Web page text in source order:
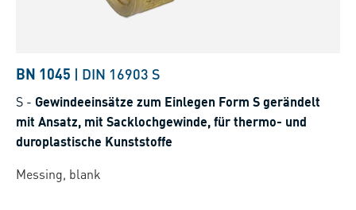
BN 1045 | DIN 16903 S
S - Gewindeeinsätze zum Einlegen Form S gerändelt
mit Ansatz, mit Sacklochgewinde, für thermo- und
duroplastische Kunststoffe
Messing, blank